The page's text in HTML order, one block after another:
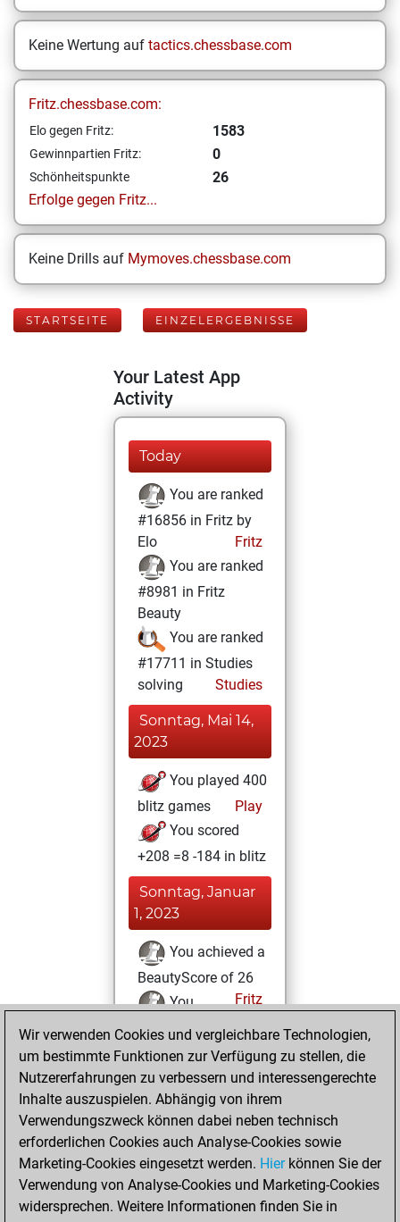
Keine Wertung auf tactics.chessbase.com
Fritz.chessbase.com:
Elo gegen Fritz: 1583
Gewinnpartien Fritz: 0
Schönheitspunkte
26
Erfolge gegen Fritz...
Keine Drills auf Mymoves.chessbase.com
STARTSEITE EINZELERGEBNISSE
Your Latest App
Activity
Today
You are ranked
#16856 in Fritz by
Elo
Fritz
You are ranked
#8981 in Fritz
Beauty
You are ranked
#17711 in Studies
solving
Studies
Sonntag, Mai 14,
2023
You played 400
blitz games
Play
You scored
+208 =8 -184 in blitz
Sonntag, Januar
1, 2023
You achieved a
BeautyScore of 26
Fritz
You
achieved a new Elo
of 1583
Montag,
Dezember 12,
2022
You created
your Fritz account
Fritz
You
Wir verwenden Cookies und vergleichbare Technologien,
um bestimmte Funktionen zur Verfügung zu stellen, die
Nutzererfahrungen zu verbessern und interessengerechte
Inhalte auszuspielen. Abhängig von ihrem
Verwendungszweck können dabei neben technisch
erforderlichen Cookies auch Analyse-Cookies sowie
Marketing-Cookies eingesetzt werden. Hierkönnen Sie der
Verwendung von Analyse-Cookies und Marketing-Cookies
widersprechen. Weitere Informationen finden Sie in